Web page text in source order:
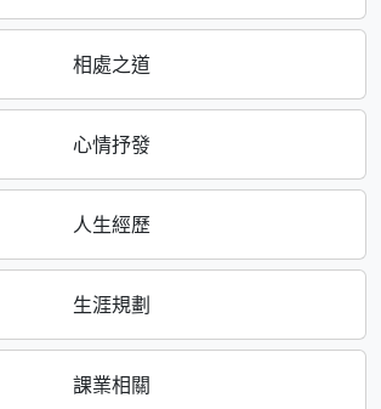
相處之道
心情抒發
人生經歷
生涯規劃
課業相關